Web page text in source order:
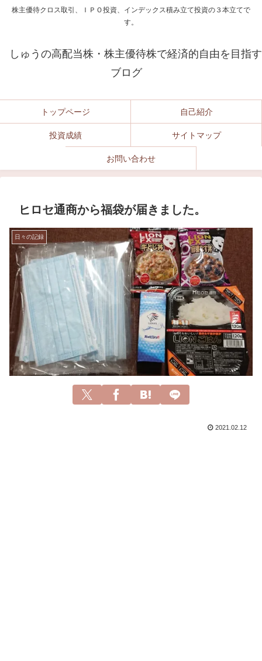
株主優待クロス取引、ＩＰＯ投資、インデックス積み立て投資の３本立てで
す。
しゅうの高配当株・株主優待株で経済的自由を目指す
ブログ
トップページ 自己紹介
投資成績 サイトマップ
お問い合わせ
ヒロセ通商から福袋が届きました。
日々の記録
2021.02.12